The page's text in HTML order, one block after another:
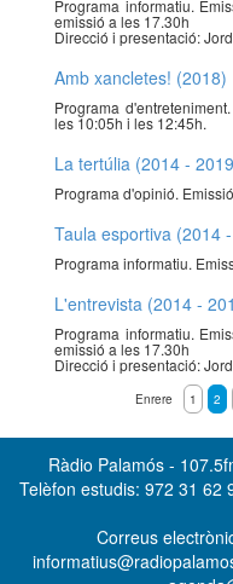
Programa informatiu.
emissió a les 17.30h
Direcció i presentació:
Amb xancletes! (2018)
Programa
les 10:05h i les 12:45h.
La tertúlia (2014 -
Programa d'opinió.
Taula esportiva (2014
Programa informatiu.
L'entrevista (2014 -
Programa informatiu.
emissió a les 17.30h
Direcció i presentació:
Enrere 1 2
Ràdio Palamós -
Telèfon estudis: 972 31 62
Correus